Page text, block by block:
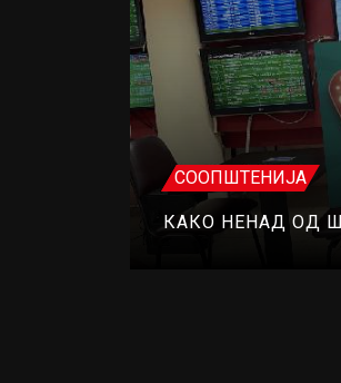
СООПШТЕНИЈА
КАКО НЕНАД ОД